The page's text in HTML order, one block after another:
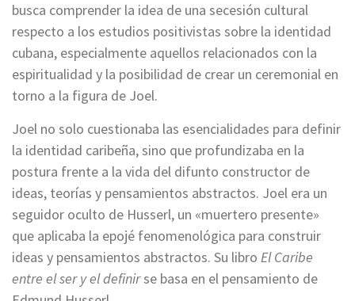
busca comprender la idea de una secesión cultural
respecto a los estudios positivistas sobre la identidad
cubana, especialmente aquellos relacionados con la
espiritualidad y la posibilidad de crear un ceremonial en
torno a la figura de Joel.
Joel no solo cuestionaba las esencialidades para definir
la identidad caribeña, sino que profundizaba en la
postura frente a la vida del difunto constructor de
ideas, teorías y pensamientos abstractos. Joel era un
seguidor oculto de Husserl, un «muertero presente»
que aplicaba la epojé fenomenológica para construir
ideas y pensamientos abstractos. Su libro El Caribe
entre el ser y el definirse basa en el pensamiento de